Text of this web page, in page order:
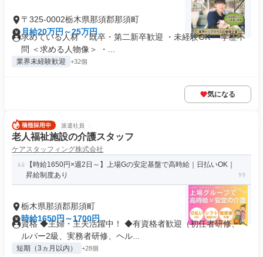
〒325-0002栃木県那須郡那須町
月給20万円～25万円
求めている人材 ・既卒・第二新卒歓迎 ・未経験OK ・学歴不
問 ＜求める人物像＞ ・...
業界未経験歓迎 +32個
気になる
派遣社員
老人福祉施設の介護スタッフ
ケアスタッフィング株式会社
【時給1650円×週2日～】上場Gの安定基盤で高時給｜日払いOK｜
昇給制度あり
栃木県那須郡那須町
時給1650円～1700円
資格 ◆主婦・主夫活躍中！ ◆有資格者歓迎（初任者研修、ヘ
ルパー2級、実務者研修、ヘル...
短期（3ヵ月以内） +28個